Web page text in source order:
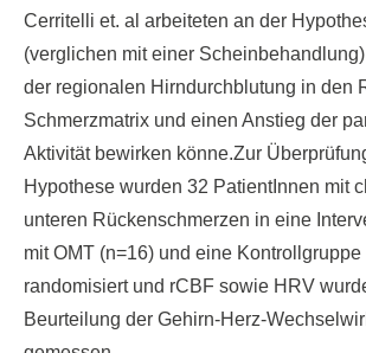
Cerritelli et. al arbeiteten an der
(verglichen mit einer
der regionalen Hirndurchblutung in den
Schmerzmatrix und einen Anstieg der
Aktivität bewirken könne.Zur
Hypothese wurden 32 PatientInnen mit
unteren Rückenschmerzen in eine
mit OMT (n=16) und eine Kontrollgruppe
randomisiert und rCBF sowie HRV
Beurteilung der Gehirn-Herz-